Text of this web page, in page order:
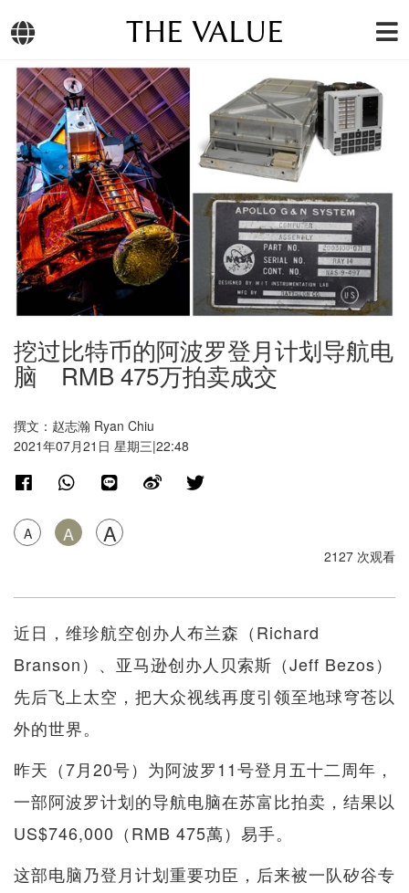
THE VALUE
挖过比特币的阿波罗登月计划导航电
脑 RMB 475万拍卖成交
撰文：赵志瀚 Ryan Chiu
2021年07月21日 星期三|22:48
A A A
2127 次观看
近日，维珍航空创办人布兰森（Richard
Branson）、亚马逊创办人贝索斯（Jeff Bezos）
先后飞上太空，把大众视线再度引领至地球穹苍以
外的世界。
昨天（7月20号）为阿波罗11号登月五十二周年，
一部阿波罗计划的导航电脑在苏富比拍卖，结果以
US$746,000（RMB 475萬）易手。
这部电脑乃登月计划重要功臣，后来被一队矽谷专